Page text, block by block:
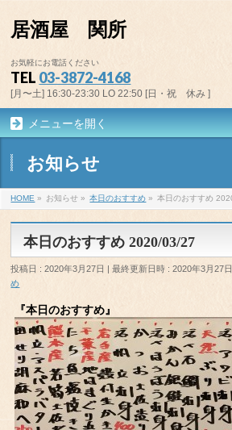
居酒屋 関所
お気軽にお電話ください
TEL 03-3872-4168
[月〜土] 16:30-23:30 LO 22:50 [日・祝 休み ]
メニューを開く
お知らせ
HOME » お知らせ » 本日のおすすめ » 本日のおすすめ
本日のおすすめ 2020/03/27
投稿日 : 2020年3月27日 最終更新日時 : 2020年3月27日
め
『本日のおすすめ』